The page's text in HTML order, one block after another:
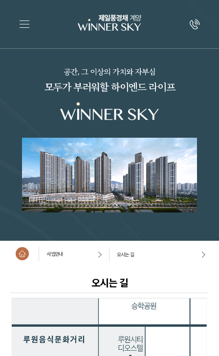
공간, 그 이상의 가치와 자부심
모두가 부러워할 하이엔드 라이프
사업안내 오시는 길
오시는 길